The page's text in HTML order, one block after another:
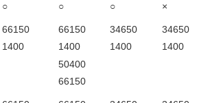
○ ○ ○
×
66150 66150 34650
34650
1400 1400 1400
1400
50400
66150